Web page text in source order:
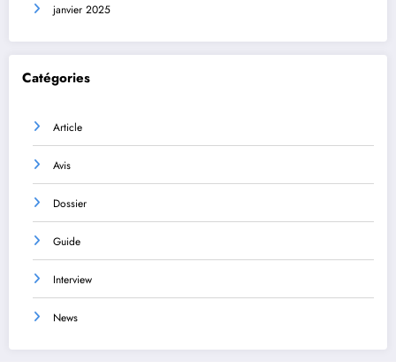
janvier 2025
Catégories
Article
Avis
Dossier
Guide
Interview
News